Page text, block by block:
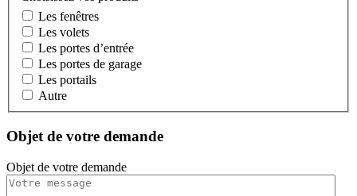
Les fenêtres
Les volets
Les portes d’entrée
Les portes de garage
Les portails
Autre
Objet de votre demande
Objet de votre demande